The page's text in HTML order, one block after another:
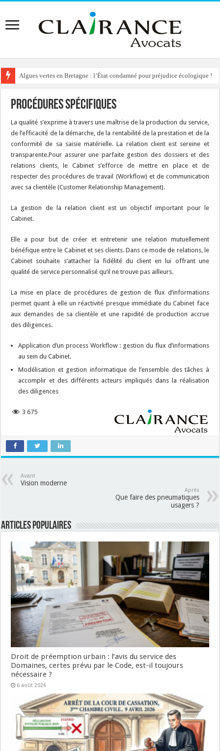
Algues vertes en Bretagne : l’État condamné pour préjudice écologique !
Procédures spécifiques
La qualité s’exprime à travers une maîtrise de la production du service,
de l’efficacité de la démarche, de la rentabilité de la prestation et de la
conformité de sa saisie matérielle. La relation client est sereine et
transparente.Pour assurer une parfaite gestion des dossiers et des
relations clients, le Cabinet s’efforce de mettre en place et de
respecter des procédures de travail (Workflow) et de communication
avec sa clientèle (Customer Relationship Management).
La gestion de la relation client est un objectif important pour le
Cabinet.
Elle a pour but de créer et entretenir une relation mutuellement
bénéfique entre le Cabinet et ses clients. Dans ce mode de relations, le
Cabinet souhaite s’attacher la fidélité du client en lui offrant une
qualité de service personnalisé qu’il ne trouve pas ailleurs.
La mise en place de procédures de gestion de flux d’informations
permet quant à elle un réactivité presque immédiate du Cabinet face
aux demandes de sa clientèle et une rapidité de production accrue
des diligences.
Application d’un process Workflow : gestion du flux d’informations
au sein du Cabinet.
Modélisation et gestion informatique de l’ensemble des tâches à
accomplir et des différents acteurs impliqués dans la réalisation
des diligences
3 675
Avant
Vision moderne
Après
Que faire des pneumatiques
usagers ?
Articles populaires
Droit de préemption urbain : l’avis du service des
Domaines, certes prévu par le Code, est-il toujours
nécessaire ?
6 août 2026